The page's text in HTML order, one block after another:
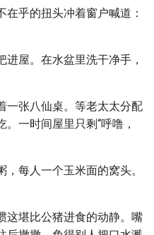
乎的扭头冲着窗户喊道：
屋。在水盆里洗干净手，
一张八仙桌。等老太太分配
一时间屋里只剩“呼噜，
每人一个玉米面的窝头。
这堪比公猪进食的动静。嘴